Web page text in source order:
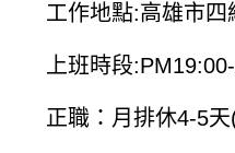
工作地點:高雄市四
上班時段
正職：月排休4-5